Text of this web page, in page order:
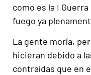
como es la I
fuego ya
La gente moría,
hicieran debido a
contraídas que en